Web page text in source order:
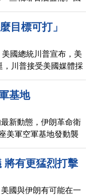
桶戰略石油儲備，這
目標可打」
國總統川普宣布，美
川普接受美國媒體採
為「幾乎不剩什麼目
。
基地
新動態，伊朗革命衛
美軍空軍基地發動襲
港機場周邊地區的空
具體位置。
將有更猛烈打擊
國與伊朗有可能在一